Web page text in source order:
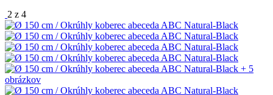
2 z 4
+ 5
obrázkov